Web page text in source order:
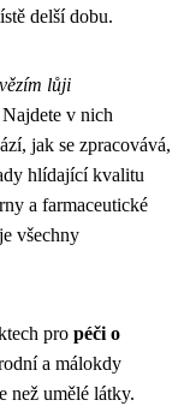
delší dobu.
lůji
v nich
jak se zpracovává,
hlídající kvalitu
a farmaceutické
všechny
pro péči o
a málokdy
než umělé látky.